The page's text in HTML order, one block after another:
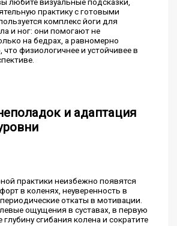
практику с готовыми
комплекс йоги для
и ног: они помогают не
на бедрах, а равномерно
что физиологичнее и устойчивее в
и адаптация
практики неизбежно появятся
в коленях, неуверенность в
откаты в мотивации.
ощущения в суставах, в первую
сгибания колена и сократите